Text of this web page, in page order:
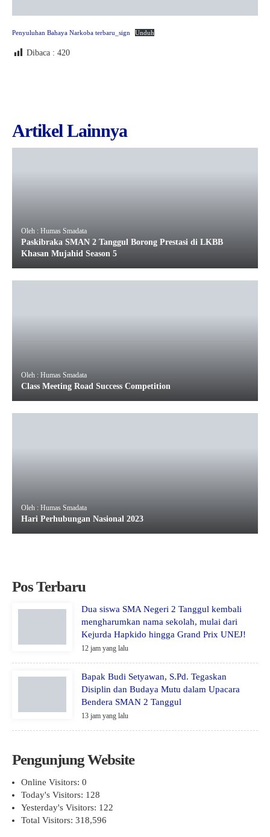
Penyuluhan Bahaya Narkoba terbaru_sign Unduh
Dibaca : 420
Artikel Lainnya
Oleh : Humas Smadata
Paskibraka SMAN 2 Tanggul Borong Prestasi di LKBB
Khasan Mujahid Season 5
Oleh : Humas Smadata
Class Meeting Road Success Competition
Oleh : Humas Smadata
Hari Perhubungan Nasional 2023
Pos Terbaru
Dua siswa SMA Negeri 2 Tanggul kembali
mengharumkan nama sekolah, mulai dari
Kejurda Hapkido hingga Grand Prix UNEJ!
12 jam yang lalu
Bapak Budi Setyawan, S.Pd. Tegaskan
Disiplin dan Budaya Mutu dalam Upacara
Bendera SMAN 2 Tanggul
13 jam yang lalu
Pengunjung Website
Online Visitors: 0
Today's Visitors: 128
Yesterday's Visitors: 122
Total Visitors: 318,596